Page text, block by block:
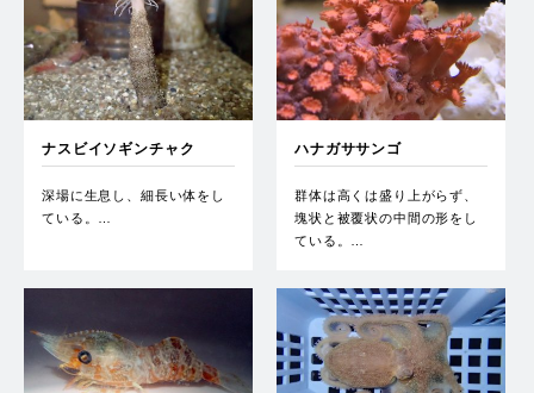
ナスビイソギンチャク
深場に生息し、細長い体をし
ている。…
ハナガササンゴ
群体は高くは盛り上がらず、
塊状と被覆状の中間の形をし
ている。…